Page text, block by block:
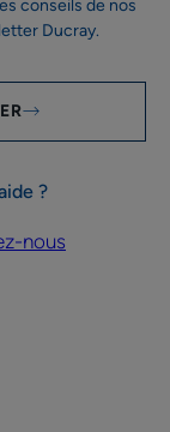
conseils de nos
Ducray.
?
nous